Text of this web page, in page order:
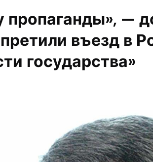
—
въезд в
государства»